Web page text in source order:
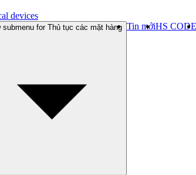
devices
submenu for Thủ tục các mặt hàng Tin mớiHS CODE